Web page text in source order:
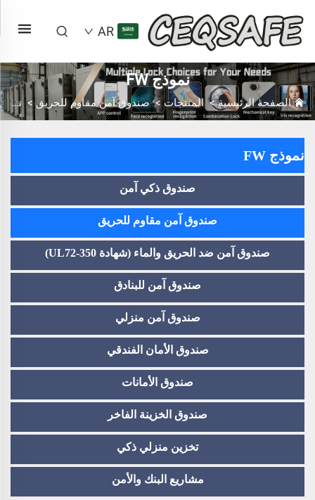
AR
نموذج FW
الصفحة الرئيسية> المنتجات >صندوق آمن مقاوم للحريق> نموذج FW
نموذج FW
صندوق ذكي آمن
صندوق آمن مقاوم للحريق
صندوق آمن ضد الحريق والماء (شهادة UL72-350)
صندوق آمن للبنادق
صندوق آمن منزلي
صندوق الأمان الفندقي
صندوق الأمانات
صندوق الخزينة الفاخر
تخزين منزلي ذكي
مشاريع البنك والأمن